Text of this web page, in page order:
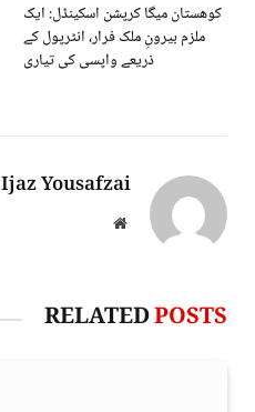
کوهستان میگا کرپشن اسکینڈل: ایک
ملزم بیرونِ ملک فرار، انٹرپول کے
ذریعے واپسی کی تیاری
Ijaz Yousafzai
Website
RELATEDPOSTS